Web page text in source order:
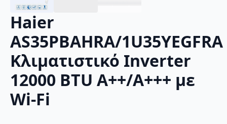
Haier
AS35PBAHRA/1U35YEGFRA
Κλιματιστικό Inverter
12000 BTU A++/A+++ με
Wi-Fi